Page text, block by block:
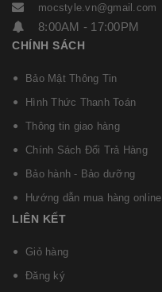
mocstyle.vn@gmail.com
8:00AM - 17:00PM
CHÍNH SÁCH
Bảo Mật Thông Tin
Hình Thức Thanh Toán
Thông tin giao hàng
Chính Sách Đổi Trả Hàng
Bảo hành - Bảo dưỡng
Hướng dẫn mua hàng online
LIÊN KẾT
Giỏ hàng
Đăng ký